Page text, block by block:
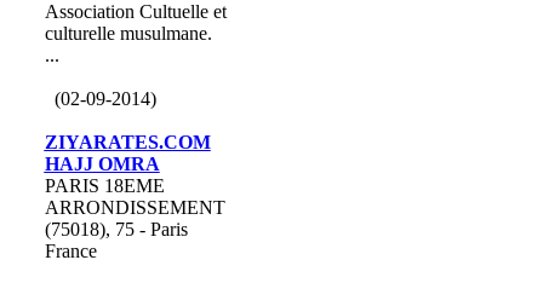
Association Cultuelle et
culturelle musulmane.
...
(02-09-2014)
ZIYARATES.COM
HAJJ OMRA
PARIS 18EME
ARRONDISSEMENT
(75018), 75 - Paris
France